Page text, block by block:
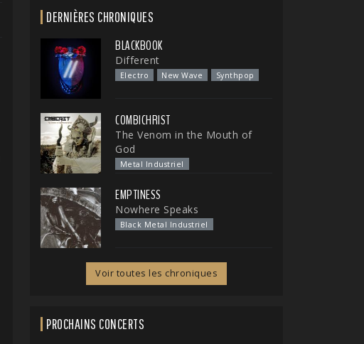
DERNIÈRES CHRONIQUES
BLACKBOOK
Different
Electro New Wave Synthpop
COMBICHRIST
The Venom in the Mouth of
God
Metal Industriel
EMPTINESS
Nowhere Speaks
Black Metal Industriel
Voir toutes les chroniques
PROCHAINS CONCERTS